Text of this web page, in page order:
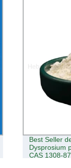
Best Seller
Dysprosium
CAS 1308-